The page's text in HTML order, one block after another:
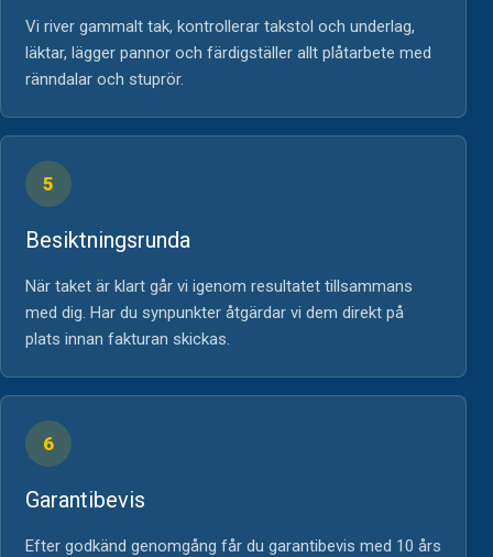
Vi river gammalt tak, kontrollerar takstol och underlag,
läktar, lägger pannor och färdigställer allt plåtarbete med
ränndalar och stuprör.
5
Besiktningsrunda
När taket är klart går vi igenom resultatet tillsammans
med dig. Har du synpunkter åtgärdar vi dem direkt på
plats innan fakturan skickas.
6
Garantibevis
Efter godkänd genomgång får du garantibevis med 10 års